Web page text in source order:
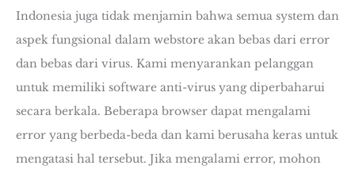
Indonesia juga tidak menjamin bahwa semua system dan
aspek fungsional dalam webstore akan bebas dari error
dan bebas dari virus. Kami menyarankan pelanggan
untuk memiliki software anti-virus yang diperbaharui
secara berkala. Beberapa browser dapat mengalami
error yang berbeda-beda dan kami berusaha keras untuk
mengatasi hal tersebut. Jika mengalami error, mohon